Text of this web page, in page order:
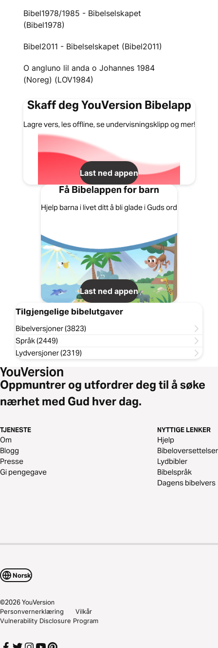
Bibel1978/1985 - Bibelselskapet
(Bibel1978)
Bibel2011 - Bibelselskapet (Bibel2011)
O angluno lil anda o Johannes 1984
(Noreg) (LOV1984)
Skaff deg YouVersion Bibelapp
Lagre vers, les offline, se undervisningsklipp og mer!
Last ned appen
Få Bibelappen for barn
Hjelp barna i livet ditt å bli glade i Guds ord
Last ned appen
Tilgjengelige bibelutgaver
Bibelversjoner (3823)
Språk (2449)
Lydversjoner (2319)
Oppmuntrer og utfordrer deg til å søke
nærhet med Gud hver dag.
TJENESTE
Om
Blogg
Presse
Gi pengegave
NYTTIGE LENKER
Hjelp
Bibeloversettelser
Lydbibler
Bibelspråk
Dagens bibelvers
Norsk
©2026YouVersion
Personvernerklæring
Vilkår
Vulnerability Disclosure Program